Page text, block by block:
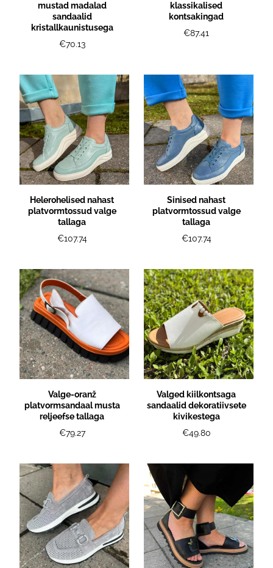
mustad madalad
sandaalid
kristallkaunistusega
€70.13
klassikalised
kontsakingad
€87.41
Helerohelised nahast
platvormtossud valge
tallaga
€107.74
Sinised nahast
platvormtossud valge
tallaga
€107.74
Valge-oranž
platvormsandaal musta
reljeefse tallaga
€79.27
Valged kiilkontsaga
sandaalid dekoratiivsete
kivikestega
€49.80